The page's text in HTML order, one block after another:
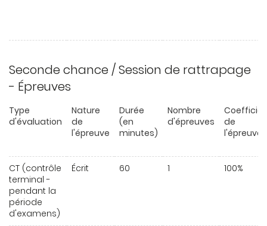
Seconde chance / Session de rattrapage
- Épreuves
Type
d'évaluation
Nature
de
l'épreuve
Durée
(en
minutes)
Nombre
d'épreuves
de
l'épreuve
CT (contrôle
terminal -
pendant la
période
d'examens)
Écrit 60 1 100%